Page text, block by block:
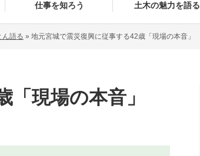
仕事を知ろう
土木の魅力を語る
ん語る » 地元宮城で震災復興に従事する42歳「現場の本音」
現場の本音」